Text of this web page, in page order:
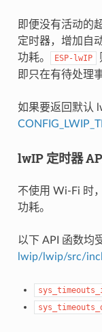
即便没有活动的
定时器，增加自
功耗。
ESP-lwIP
即只在有待处理
如果要返回默认
lwIP 定时器
不使用 Wi-Fi 时
功耗。
以下 API 函数均
lwip/lwip/src/